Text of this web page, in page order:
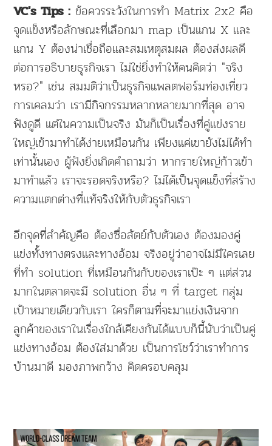
VC's Tips : ข้อควรระวังในการทำ Matrix 2x2 คือ
จุดแข็งหรือลักษณะที่เลือกมา map เป็นแกน X และ
แกน Y ต้องน่าเชื่อถือและสมเหตุสมผล ต้องส่งผลดี
ต่อการอธิบายธุรกิจเรา ไม่ใช่ยิ่งทำให้คนคิดว่า "จริง
หรอ?" เช่น สมมติว่าเป็นธุรกิจแพลตฟอร์มท่องเที่ยว
การเคลมว่า เรามีกิจกรรมหลากหลายมากที่สุด อาจ
ฟังดูดี แต่ในความเป็นจริง มันก็เป็นเรื่องที่คู่แข่งราย
ใหญ่เข้ามาทำได้ง่ายเหมือนกัน เพียงแค่เขายังไม่ได้ทำ
เท่านั้นเอง ผู้ฟังยิ่งเกิดคำถามว่า หากรายใหญ่ก้าวเข้า
มาทำแล้ว เราจะรอดจริงหรือ? ไม่ได้เป็นจุดแข็งที่สร้าง
ความแตกต่างที่แท้จริงให้กับตัวธุรกิจเรา
อีกจุดที่สำคัญคือ ต้องซื่อสัตย์กับตัวเอง ต้องมองคู่
แข่งทั้งทางตรงและทางอ้อม จริงอยู่ว่าอาจไม่มีใครเลย
ที่ทำ solution ที่เหมือนกันกับของเราเป๊ะ ๆ แต่ส่วน
มากในตลาดจะมี solution อื่น ๆ ที่ target กลุ่ม
เป้าหมายเดียวกับเรา ใครก็ตามที่จะมาแย่งเงินจาก
ลูกค้าของเราในเรื่องใกล้เคียงกันได้แบบก็นี้นับว่าเป็นคู่
แข่งทางอ้อม ต้องใส่มาด้วย เป็นการโชว์ว่าเราทำการ
บ้านมาดี มองภาพกว้าง คิดครอบคลุม